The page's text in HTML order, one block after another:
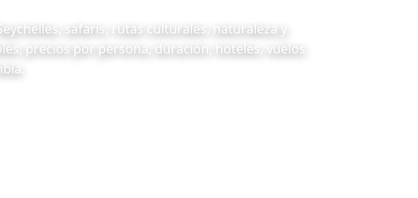
safaris, rutas culturales, naturaleza y
precios por persona, duración, hoteles, vuelos